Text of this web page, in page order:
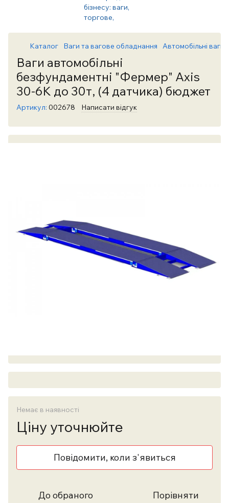
Каталог Ваги та вагове обладнання Автомобільні ваги
Ваги автомобільні
безфундаментні "Фермер" Axis
30-6К до 30т, (4 датчика) бюджет
Артикул: 002678 Написати відгук
Немає в наявності
Ціну уточнюйте
Повідомити, коли з'явиться
До обраного Порівняти